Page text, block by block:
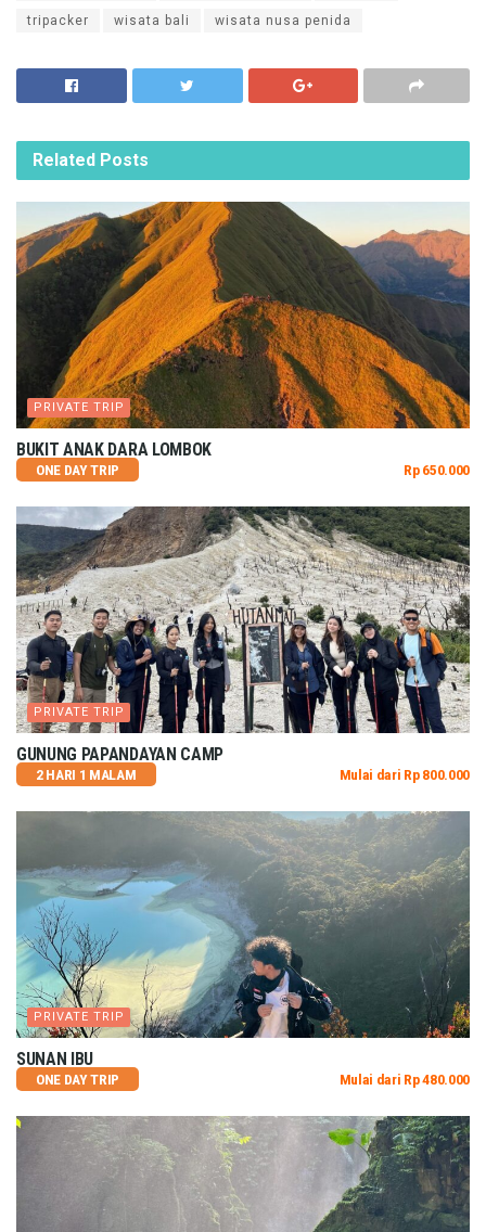
tripacker wisata bali wisata nusa penida
Related Posts
PRIVATE TRIP
BUKIT ANAK DARA LOMBOK
ONE DAY TRIP Rp 650.000
PRIVATE TRIP
GUNUNG PAPANDAYAN CAMP
2 HARI 1 MALAM Mulai dari Rp 800.000
PRIVATE TRIP
SUNAN IBU
ONE DAY TRIP Mulai dari Rp 480.000